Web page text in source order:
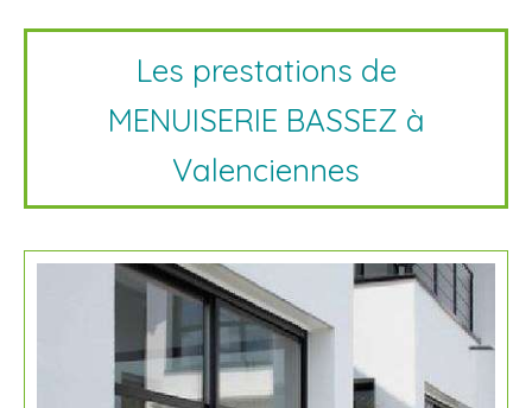
Les prestations de
MENUISERIE BASSEZ à
Valenciennes